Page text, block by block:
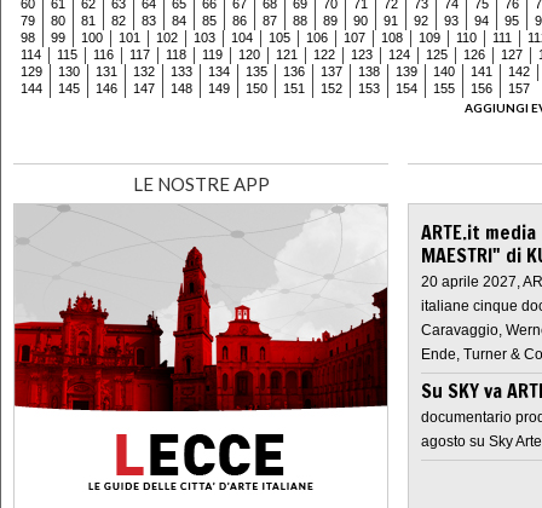
60 61 62 63 64 65 66 67 68 69 70 71 72 73 74 75 76
79
80 81 82 83 84 85 86 87 88 89 90 91 92 93 94 95
98
99 100 101 102 103 104 105 106 107 108 109 110 111
114
115 116 117 118 119 120 121 122 123 124 125 126 127
129
130 131 132 133 134 135 136 137 138 139 140 141
142
144
145 146 147 148 149 150 151 152 153 154 155 156
157
AGGIUNGI
LE NOSTRE APP
ARTE.it
MAESTRI" di
20 aprile 2027,
italiane cinque
Caravaggio,
Ende, Turner &
Su SKY va
documentario
agosto su Sky Arte